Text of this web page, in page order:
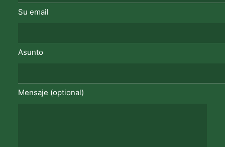
Su email
Asunto
Mensaje (optional)